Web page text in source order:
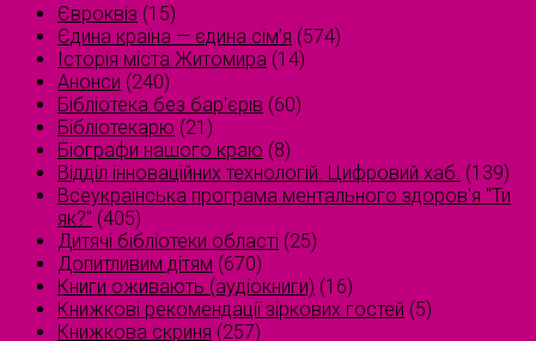
Євроквіз (15)
Єдина країна — єдина сім’я (574)
Історія міста Житомира (14)
Анонси (240)
Бібліотека без бар'єрів (60)
Бібліотекарю (21)
Біографи нашого краю (8)
Відділ інноваційних технологій. Цифровий хаб. (139)
Всеукраїнська програма ментального здоров'я "Ти
як?" (405)
Дитячі бібліотеки області (25)
Допитливим дітям (670)
Книги оживають (аудіокниги) (16)
Книжкові рекомендації зіркових гостей (5)
Книжкова скриня (257)